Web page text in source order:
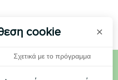
cookie ×
Σχετικά με το πρόγραμμα